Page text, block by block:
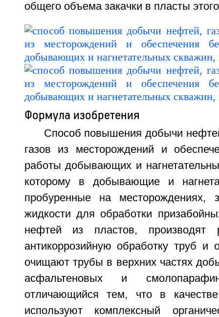
общего объема закачки в пласты
Формула изобретения
Способ повышения добычи
газов из месторождений и
работы добывающих и
которому в добывающие и
пробуренные на месторождениях,
жидкости для обработки
нефтей из пластов, производят
антикоррозийную обработку труб и
очищают трубы в верхних частях
асфальтеновых и
отличающийся тем, что в
используют комплексный